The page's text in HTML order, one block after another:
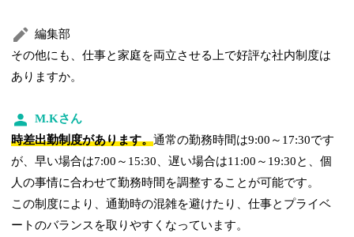
編集部
その他にも、仕事と家庭を両立させる上で好評な社内制度は
ありますか。
M.Kさん
時差出勤制度があります。通常の勤務時間は9:00～17:30です
が、早い場合は7:00～15:30、遅い場合は11:00～19:30と、個
人の事情に合わせて勤務時間を調整することが可能です。
この制度により、通勤時の混雑を避けたり、仕事とプライベ
ートのバランスを取りやすくなっています。